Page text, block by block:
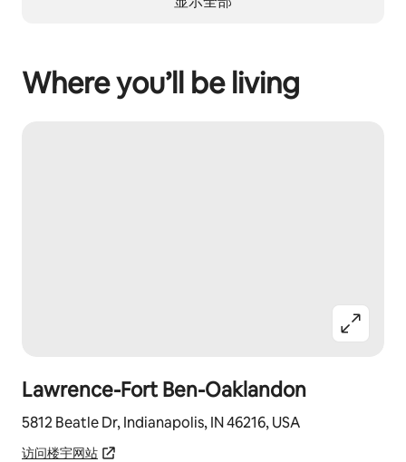
Where you’ll be living
Lawrence-Fort Ben-Oaklandon
5812 Beatle Dr, Indianapolis, IN 46216, USA
访问楼宇网站